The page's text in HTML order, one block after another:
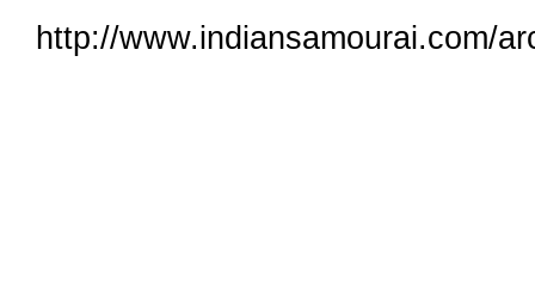
http://www.indiansamourai.com/